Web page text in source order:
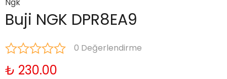
Buji NGK DPR8EA9
0 Değerlendirme
₺ 230.00